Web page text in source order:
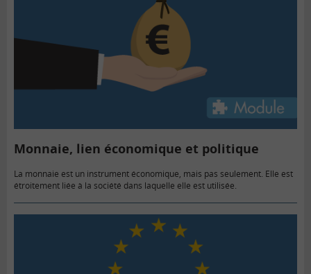
Monnaie, lien économique et politique
La monnaie est un instrument économique, mais pas seulement. Elle est
étroitement liée à la société dans laquelle elle est utilisée.